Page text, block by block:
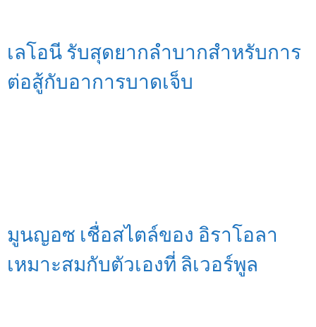
เลโอนี รับสุดยากลำบากสำหรับการ
ต่อสู้กับอาการบาดเจ็บ
มูนญอซ เชื่อสไตล์ของ อิราโอลา
เหมาะสมกับตัวเองที่ ลิเวอร์พูล